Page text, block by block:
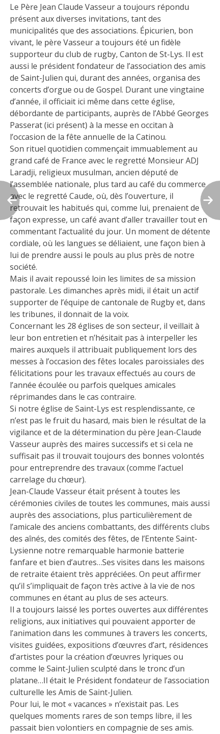
Le Père Jean Claude Vasseur a toujours répondu
présent aux diverses invitations, tant des
municipalités que des associations. Épicurien, bon
vivant, le père Vasseur a toujours été un fidèle
supporteur du club de rugby, Canton de St-Lys. Il est
aussi le président fondateur de l’association des amis
de Saint-Julien qui, durant des années, organisa des
concerts d’orgue ou de Gospel. Durant une vingtaine
d’année, il officiait ici même dans cette église,
débordante de participants, auprès de l’Abbé Georges
Passerat (ici présent) à la messe en occitan à
l’occasion de la fête annuelle de la Catinou.
Son rituel quotidien commençait immuablement au
grand café de France avec le regretté Monsieur ADJ
Laradji, religieux musulman, ancien député de
l’assemblée nationale, plus tard au café du commerce
avec le regretté Caude, où, dès l’ouverture, il
retrouvait les habitués qui, comme lui, prenaient de
façon expresse, un café avant d’aller travailler tout en
commentant l’actualité du jour. Un moment de détente
cordiale, où les langues se déliaient, une façon bien à
lui de prendre aussi le pouls au plus près de notre
société.
Mais il avait repoussé loin les limites de sa mission
pastorale. Les dimanches après midi, il était un actif
supporter de l’équipe de cantonale de Rugby et, dans
les tribunes, il donnait de la voix.
Concernant les 28 églises de son secteur, il veillait à
leur bon entretien et n’hésitait pas à interpeller les
maires auxquels il attribuait publiquement lors des
messes à l’occasion des fêtes locales paroissiales des
félicitations pour les travaux effectués au cours de
l’année écoulée ou parfois quelques amicales
réprimandes dans le cas contraire.
Si notre église de Saint-Lys est resplendissante, ce
n’est pas le fruit du hasard, mais bien le résultat de la
vigilance et de la détermination du père Jean-Claude
Vasseur auprès des maires successifs et si cela ne
suffisait pas il trouvait toujours des bonnes volontés
pour entreprendre des travaux (comme l’actuel
carrelage du chœur).
Jean-Claude Vasseur était présent à toutes les
cérémonies civiles de toutes les communes, mais aussi
auprès des associations, plus particulièrement de
l’amicale des anciens combattants, des différents clubs
des aînés, des comités des fêtes, de l’Entente Saint-
Lysienne notre remarquable harmonie batterie
fanfare et bien d’autres…Ses visites dans les maisons
de retraite étaient très appréciées. On peut affirmer
qu’il s’impliquait de façon très active à la vie de nos
communes en étant au plus de ses acteurs.
Il a toujours laissé les portes ouvertes aux différentes
religions, aux initiatives qui pouvaient apporter de
l’animation dans les communes à travers les concerts,
visites guidées, expositions d’œuvres d’art, résidences
d’artistes pour la création d’œuvres lyriques ou
comme le Saint-Julien sculpté dans le tronc d’un
platane…Il était le Président fondateur de l’association
culturelle les Amis de Saint-Julien.
Pour lui, le mot « vacances » n’existait pas. Les
quelques moments rares de son temps libre, il les
passait bien volontiers en compagnie de ses amis.